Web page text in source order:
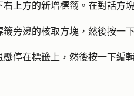
右上方的新增標籤。在對話方
籤旁邊的核取方塊 ，然後按一
懸停在標籤 上，然後按一下編